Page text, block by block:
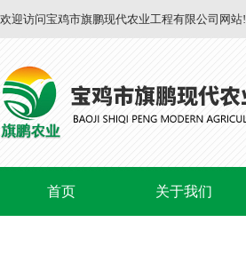
欢迎访问宝鸡市旗鹏现代农业工程有限公司网站!
首页 关于我们